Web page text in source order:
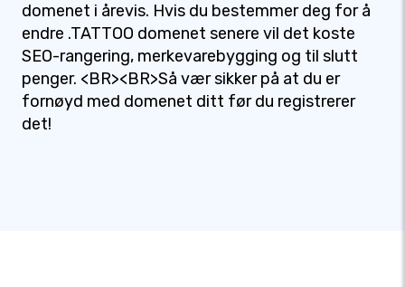
domenet i årevis. Hvis du bestemmer deg for å
endre .TATTOO domenet senere vil det koste
SEO-rangering, merkevarebygging og til slutt
penger. <BR><BR>Så vær sikker på at du er
fornøyd med domenet ditt før du registrerer
det!